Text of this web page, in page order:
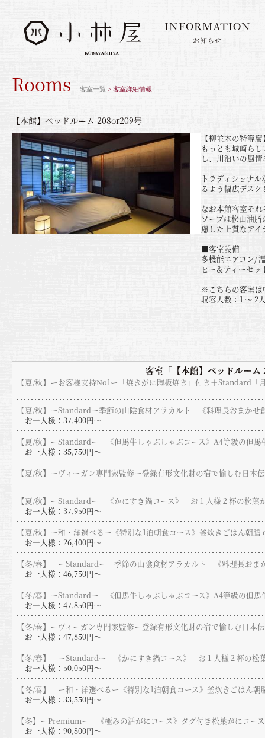
STORIES 小林屋について
ROOMS 客室
FACILITIES 館内案内
DINING 料理とうつわ
ONSEN 温泉
ACCESS アクセス
INFORMATION
お知らせ
Rooms 客室一覧 > 客室詳細情報
【本館】ベッドルーム 208or209号
【柳並木の特等席
もっとも城崎ら
し、川沿いの風
トラディショナ
るよう幅広デス
なお本館客室そ
ソープは松山油
慮した上質なア
■客室設備
多機能エアコン/
ヒー＆ティーセ
※こちらの客室は
収容人数：1 〜 2
客室「【本館】ベッドルー
【夏/秋】ーお客様支持No1ー「焼きがに陶板焼き」付き＋Standard「
【夏/秋】ーStandardー季節の山陰食材アラカルト 《料理長おまか
お一人様：37,400円〜
【夏/秋】ーStandardー 《但馬牛しゃぶしゃぶコース》A4等級の但馬
お一人様：35,750円〜
【夏/秋】ーヴィーガン専門家監修ー登録有形文化財の宿で愉しむ日本
【夏/秋】ーStandardー 《かにすき鍋コース》 お１人様２杯の松葉
お一人様：37,950円〜
【夏/秋】ー和・洋選べるー《特別な1泊朝食コース》釜炊きごはん朝
お一人様：26,400円〜
【冬/春】 ーStandardー 季節の山陰食材アラカルト 《料理長お
お一人様：46,750円〜
【冬/春】ーStandardー 《但馬牛しゃぶしゃぶコース》A4等級の但馬
お一人様：47,850円〜
【冬/春】ーヴィーガン専門家監修ー登録有形文化財の宿で愉しむ日本
お一人様：47,850円〜
【冬/春】 ーStandardー 《かにすき鍋コース》 お１人様２杯の松
お一人様：50,050円〜
【冬/春】 ー和・洋選べるー《特別な1泊朝食コース》釜炊きごはん
お一人様：33,550円〜
【冬】ーPremiumー 《極みの活がにコース》タグ付き松葉がにコース
お一人様：90,800円〜